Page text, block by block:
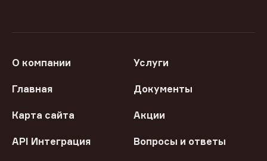
О компании Услуги
Главная Документы
Карта сайта Акции
API Интеграция Вопросы и ответы